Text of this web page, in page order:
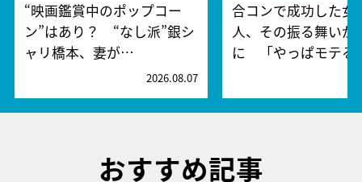
“映画鑑賞中のポップコー
ン”はあり？ “なし派”銀シ
ャリ橋本、妻が…
2026.08.07
合コンで成功した女
人、その振る舞いが
に 「やっぱモテ
おすすめ記事